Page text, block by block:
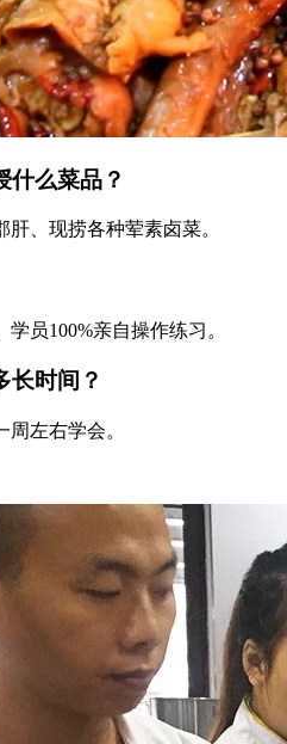
什么菜品？
、现捞各种荤素卤菜。
员100%亲自操作练习。
长时间？
左右学会。